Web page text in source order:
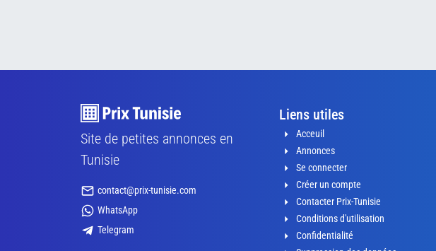
Site de petites annonces en
Tunisie
contact@prix-tunisie.com
WhatsApp
Telegram
Liens utiles
Acceuil
Annonces
Se connecter
Créer un compte
Contacter Prix-Tunisie
Conditions d'utilisation
Confidentialité